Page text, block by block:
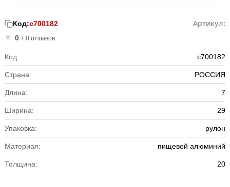
Код:с700182 Артикул:
0 / 0 отзывов
Код: с700182
Страна: РОССИЯ
Длина: 7
Ширина: 29
Упаковка: рулон
Материал: пищевой алюминий
Толщина: 20